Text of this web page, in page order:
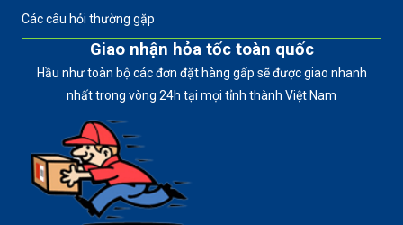
Các câu hỏi thường gặp
Giao nhận hỏa tốc toàn quốc
Hầu như toàn bộ các đơn đặt hàng gấp sẽ được giao nhanh
nhất trong vòng 24h tại mọi tỉnh thành Việt Nam